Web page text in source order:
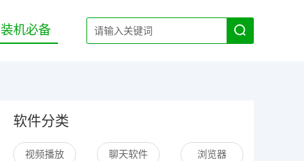
装机必备
软件分类
视频播放 聊天软件 浏览器